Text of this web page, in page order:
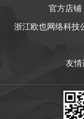
官方店铺
浙江欧也网络科技
友